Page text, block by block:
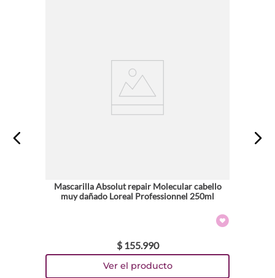
Mascarilla Absolut repair Molecular cabello
muy dañado Loreal Professionnel 250ml
$ 155.990